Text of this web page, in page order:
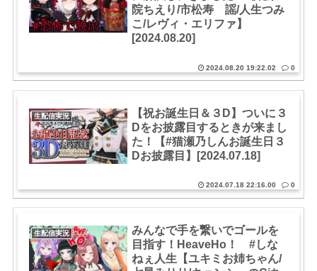
院ちえり/市松寿ゞ謡/人生つみ
こ/レヴィ・エリファ】
[2024.08.20]
2024.08.20 19:22.02 0
生配信実況
【祝お誕生日＆３D】ついに３
Dをお披露目するときが来まし
た！【#猫瀬乃しんお誕生日３
Dお披露目】[2024.07.18]
2024.07.18 22:16.00 0
生配信実況
みんなで手を繋いでゴールを
目指す！HeaveHo！ #しな
ねぇ人生【ユキミお姉ちゃん/